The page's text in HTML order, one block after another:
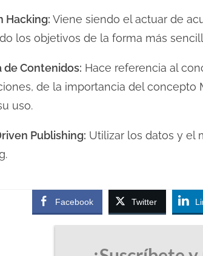
Hacking: Viene siendo el actuar de
los objetivos de la forma más
de Contenidos: Hace referencia al
de la importancia del
uso.
Publishing: Utilizar los datos y el
Facebook Twitter